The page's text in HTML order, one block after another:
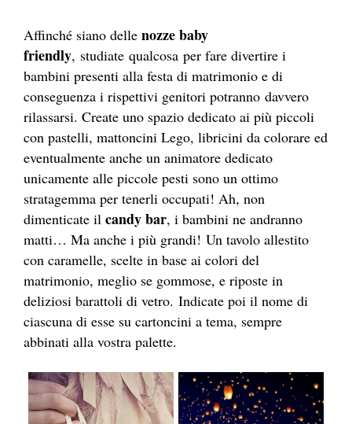
Affinché siano delle nozze baby
friendly, studiate qualcosa per fare divertire i
bambini presenti alla festa di matrimonio e di
conseguenza i rispettivi genitori potranno davvero
rilassarsi. Create uno spazio dedicato ai più piccoli
con pastelli, mattoncini Lego, libricini da colorare ed
eventualmente anche un animatore dedicato
unicamente alle piccole pesti sono un ottimo
stratagemma per tenerli occupati! Ah, non
dimenticate il candy bar, i bambini ne andranno
matti… Ma anche i più grandi! Un tavolo allestito
con caramelle, scelte in base ai colori del
matrimonio, meglio se gommose, e riposte in
deliziosi barattoli di vetro. Indicate poi il nome di
ciascuna di esse su cartoncini a tema, sempre
abbinati alla vostra palette.